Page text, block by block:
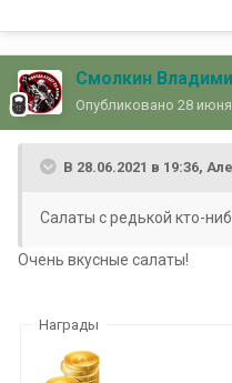
Смолкин
Опубликовано 28
В 28.06.2021 в 19:36,
Салаты с редькой кто-
Очень вкусные салаты!
Награды